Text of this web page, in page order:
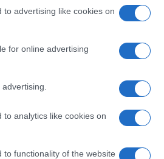
advertising like cookies on
for online advertising
analytics like cookies on
functionality of the website
storici e
che hanno
e